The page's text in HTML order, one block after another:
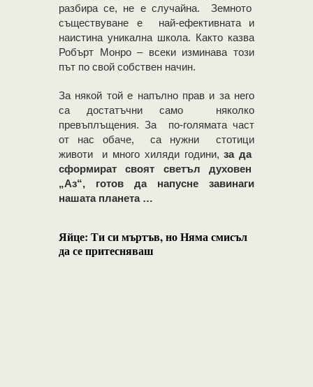
разбира се, не е случайна. Земното
съществуване е най-ефективната и
наистина уникална школа. Както казва
Робърт Монро – всеки изминава този
път по свой собствен начин.
За някой той е напълно прав и за него
са достатъчни само няколко
превъплъщения. За по-голямата част
от нас обаче, са нужни стотици
животи и много хиляди години,за да
сформират своят светъл духовен
„Аз“, готов да напусне завинаги
нашата планета …
Яйце: Ти си мъртъв, но Няма смисъл
да се притесняваш